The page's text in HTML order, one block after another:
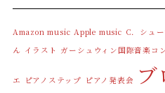
Amazon music Apple music C．シュ
ん イラスト ガーシュウィン国際音楽コ
エ ピアノステップ ピアノ発表会